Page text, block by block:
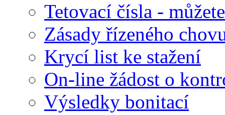
Tetovací čísla -
Zásady řízeného
Krycí list ke stažení
On-line žádost o
Výsledky bonitací